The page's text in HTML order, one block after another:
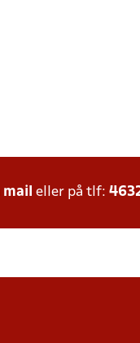
mail eller på tlf: